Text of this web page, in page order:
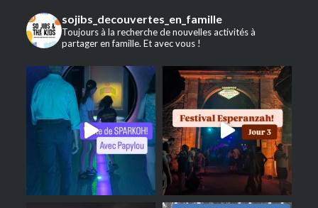
sojibs_decouvertes_en_famille
Toujours à la recherche de nouvelles activités à
partager en famille. Et avec vous !